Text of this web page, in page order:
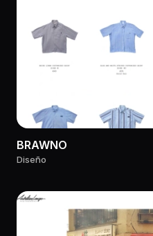
BRAWNO
Diseño